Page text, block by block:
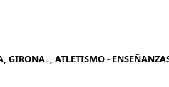
GIRONA. , ATLETISMO -